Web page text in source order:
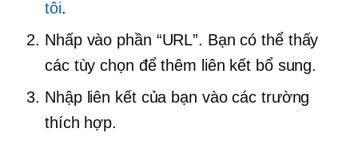
tôi.
Nhấp vào phần “URL”. Bạn có thể thấy
các tùy chọn để thêm liên kết bổ sung.
Nhập liên kết của bạn vào các trường
thích hợp.